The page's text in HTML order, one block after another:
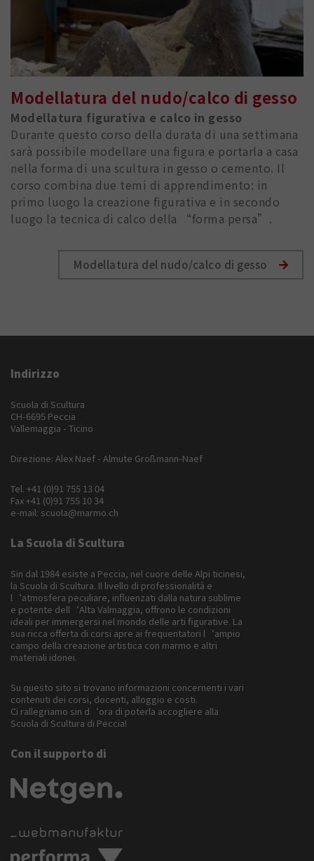
Modellatura del nudo/calco di gesso
Modellatura figurativa e calco in gesso
Durante questo corso della durata di una settimana
sarà possibile modellare una figura e portarla a casa
nella forma di una scultura in gesso o cemento. Il
corso combina due temi di apprendimento: in
primo luogo la creazione figurativa e in secondo
luogo la tecnica di calco della “forma persa”.
Modellatura del nudo/calco di gesso
Indirizzo
Scuola di Scultura
CH-6695 Peccia
Vallemaggia - Ticino
Direzione: Alex Naef - Almute Großmann-Naef
Tel. +41 (0)91 755 13 04
Fax +41 (0)91 755 10 34
e-mail: scuola@marmo.ch
La Scuola di Scultura
Sin dal 1984 esiste a Peccia, nel cuore delle Alpi ticinesi,
la Scuola di Scultura. Il livello di professionalità e
l‘atmosfera peculiare, influenzati dalla natura sublime
e potente dell‘Alta Valmaggia, offrono le condizioni
ideali per immergersi nel mondo delle arti figurative. La
sua ricca offerta di corsi apre ai frequentatori l‘ampio
campo della creazione artistica con marmo e altri
materiali idonei.
Su questo sito si trovano informazioni concernenti i vari
contenuti dei corsi, docenti, alloggio e costi.
Ci rallegriamo sin d‘ora di poterla accogliere alla
Scuola di Scultura di Peccia!
Con il supporto di